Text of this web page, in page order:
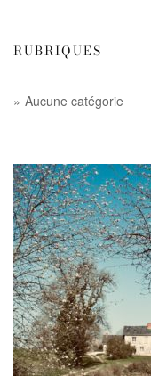
RUBRIQUES
Aucune catégorie